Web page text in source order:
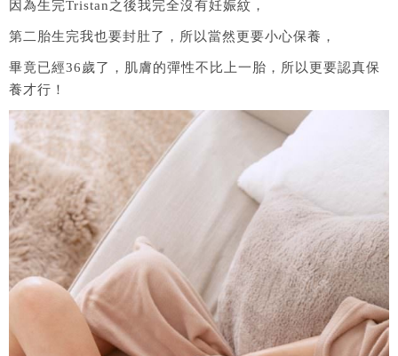
因為生完Tristan之後我完全沒有妊娠紋，
第二胎生完我也要封肚了，所以當然更要小心保養，
畢竟已經36歲了，肌膚的彈性不比上一胎，所以更要認真保
養才行！